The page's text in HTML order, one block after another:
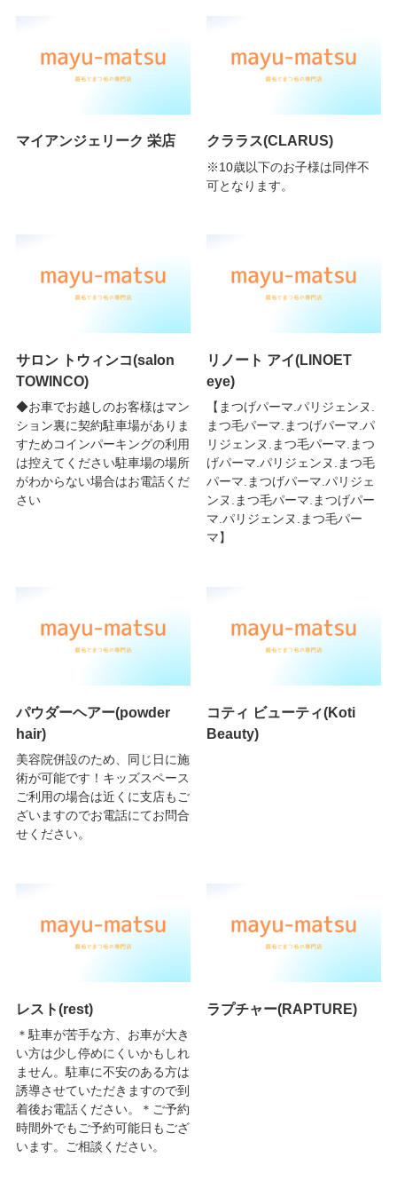
マイアンジェリーク 栄店 クララス(CLARUS)
※10歳以下のお子様は同伴不
可となります。
サロン トウィンコ(salon
TOWINCO)
◆お車でお越しのお客様はマン
ション裏に契約駐車場がありま
すためコインパーキングの利用
は控えてください駐車場の場所
がわからない場合はお電話くだ
さい
リノート アイ(LINOET
eye)
【まつげパーマ.パリジェンヌ.
まつ毛パーマ.まつげパーマ.パ
リジェンヌ.まつ毛パーマ.まつ
げパーマ.パリジェンヌ.まつ毛
パーマ.まつげパーマ.パリジェ
ンヌ.まつ毛パーマ.まつげパー
マ.パリジェンヌ.まつ毛パー
マ】
パウダーヘアー(powder
hair)
美容院併設のため、同じ日に施
術が可能です！キッズスペース
ご利用の場合は近くに支店もご
ざいますのでお電話にてお問合
せください。
コティ ビューティ(Koti
Beauty)
レスト(rest)
＊駐車が苦手な方、お車が大き
い方は少し停めにくいかもしれ
ません。駐車に不安のある方は
誘導させていただきますので到
着後お電話ください。＊ご予約
時間外でもご予約可能日もござ
います。ご相談ください。
ラプチャー(RAPTURE)